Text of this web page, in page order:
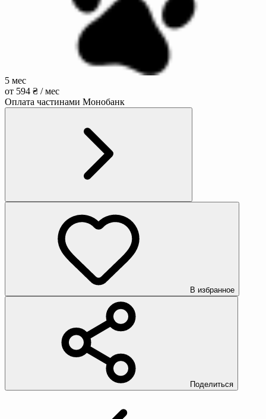
5 мес
от 594 ₴ / мес
Оплата частинами Монобанк
В избранное
Поделиться